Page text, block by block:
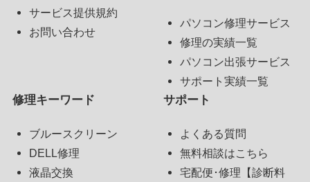
サービス提供規約
お問い合わせ
パソコン修理サービス
修理の実績一覧
パソコン出張サービス
サポート実績一覧
修理キーワード
ブルースクリーン
DELL修理
液晶交換
サポート
よくある質問
無料相談はこちら
宅配便･修理【診断料